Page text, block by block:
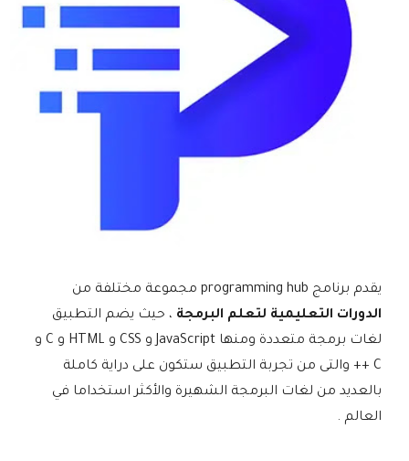
يقدم برنامج programming hub مجموعة مختلفة من
الدورات التعليمية لتعلم البرمجة، حيث يضم التطبيق
لغات برمجة متعددة ومنها JavaScript و CSS و HTML و C و
C ++ والتى من تجربة التطبيق ستكون على دراية كاملة
بالعديد من لغات البرمجة الشهيرة والأكثر استخداما في
العالم .